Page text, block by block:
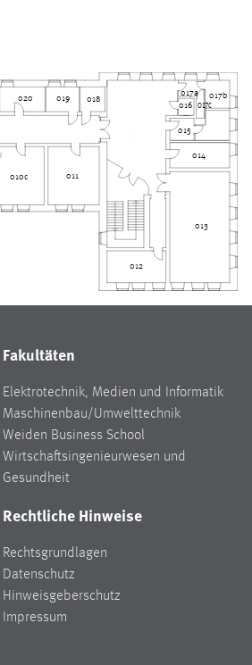
013
012
014
015
016
017a 017b
017c
010c
011
020 019 018
Fakultäten
Elektrotechnik, Medien und Informatik
Maschinenbau/Umwelttechnik
Weiden Business School
Wirtschaftsingenieurwesen und
Gesundheit
Rechtliche Hinweise
Rechtsgrundlagen
Datenschutz
Hinweisgeberschutz
Impressum